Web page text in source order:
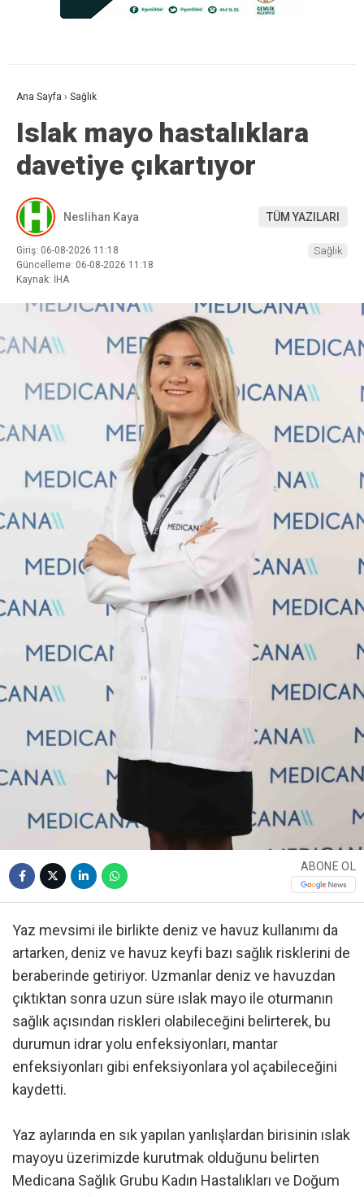
Ana Sayfa › Sağlık
Islak mayo hastalıklara
davetiye çıkartıyor
Neslihan Kaya TÜM YAZILARI
Giriş: 06-08-2026 11:18
Güncelleme: 06-08-2026 11:18
Kaynak: İHA
Sağlık
ABONE OL
Yaz mevsimi ile birlikte deniz ve havuz kullanımı da
artarken, deniz ve havuz keyfi bazı sağlık risklerini de
beraberinde getiriyor. Uzmanlar deniz ve havuzdan
çıktıktan sonra uzun süre ıslak mayo ile oturmanın
sağlık açısından riskleri olabileceğini belirterek, bu
durumun idrar yolu enfeksiyonları, mantar
enfeksiyonları gibi enfeksiyonlara yol açabileceğini
kaydetti.
Yaz aylarında en sık yapılan yanlışlardan birisinin ıslak
mayoyu üzerimizde kurutmak olduğunu belirten
Medicana Sağlık Grubu Kadın Hastalıkları ve Doğum